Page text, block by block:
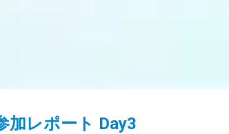
レポート Day3